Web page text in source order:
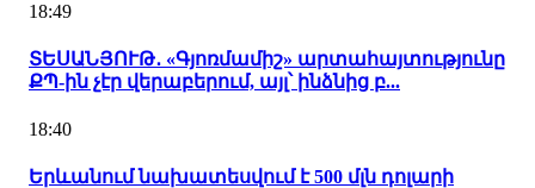
18:49
ՏԵՍԱՆՅՈՒԹ․ «Գյոռմամիշ» արտահայտությունը
ՔՊ-ին չէր վերաբերում, այլ՝ ինձնից բ...
18:40
Երևանում նախատեսվում է 500 մլն դոլարի